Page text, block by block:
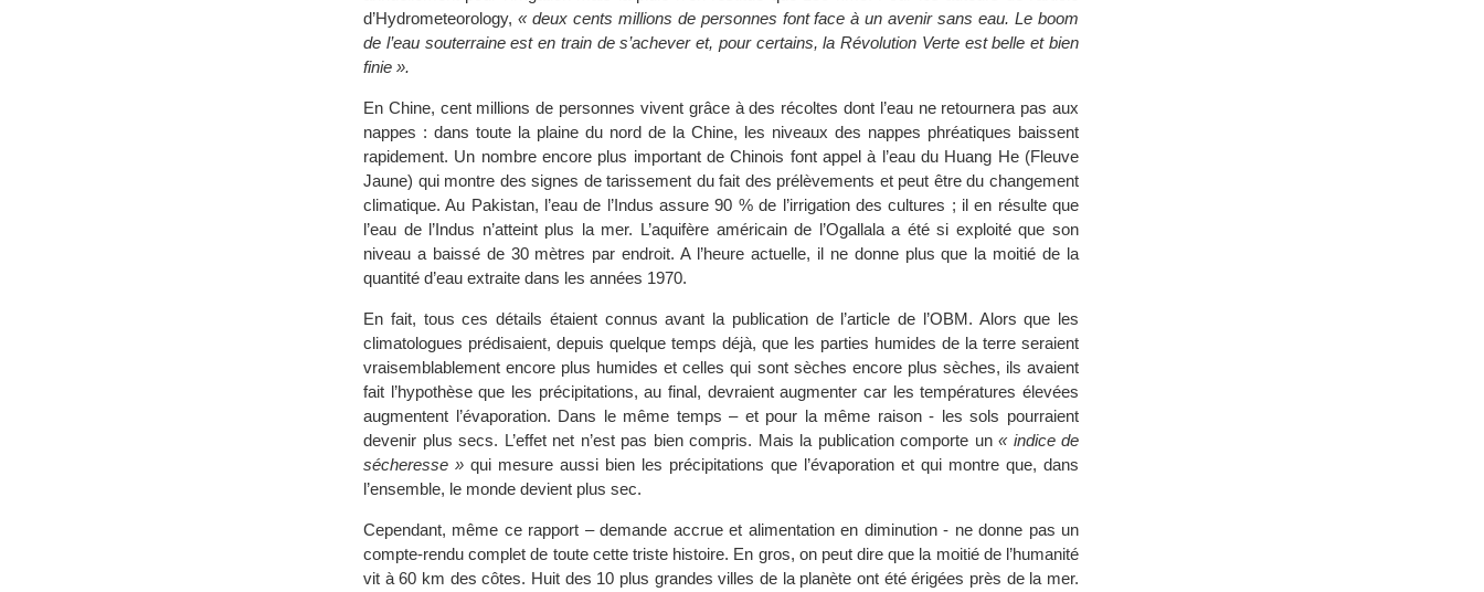
d’Hydrometeorology, « deux cents millions de personnes font face à un avenir sans eau. Le boom
de l’eau souterraine est en train de s’achever et, pour certains, la Révolution Verte est belle et bien
finie ».
En Chine, cent millions de personnes vivent grâce à des récoltes dont l’eau ne retournera pas aux
nappes : dans toute la plaine du nord de la Chine, les niveaux des nappes phréatiques baissent
rapidement. Un nombre encore plus important de Chinois font appel à l’eau du Huang He (Fleuve
Jaune) qui montre des signes de tarissement du fait des prélèvements et peut être du changement
climatique. Au Pakistan, l’eau de l’Indus assure 90 % de l’irrigation des cultures ; il en résulte que
l’eau de l’Indus n’atteint plus la mer. L’aquifère américain de l’Ogallala a été si exploité que son
niveau a baissé de 30 mètres par endroit. A l’heure actuelle, il ne donne plus que la moitié de la
quantité d’eau extraite dans les années 1970.
En fait, tous ces détails étaient connus avant la publication de l’article de l’OBM. Alors que les
climatologues prédisaient, depuis quelque temps déjà, que les parties humides de la terre seraient
vraisemblablement encore plus humides et celles qui sont sèches encore plus sèches, ils avaient
fait l’hypothèse que les précipitations, au final, devraient augmenter car les températures élevées
augmentent l’évaporation. Dans le même temps – et pour la même raison - les sols pourraient
devenir plus secs. L’effet net n’est pas bien compris. Mais la publication comporte un « indice de
sécheresse » qui mesure aussi bien les précipitations que l’évaporation et qui montre que, dans
l’ensemble, le monde devient plus sec.
Cependant, même ce rapport – demande accrue et alimentation en diminution - ne donne pas un
compte-rendu complet de toute cette triste histoire. En gros, on peut dire que la moitié de l’humanité
vit à 60 km des côtes. Huit des 10 plus grandes villes de la planète ont été érigées près de la mer.